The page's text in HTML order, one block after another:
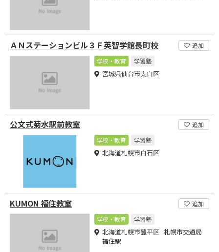
ＡＮステーションビル３Ｆ英智学館長町校
追加
学校・教育
学習塾
宮城県仙台市太白区
公文式菊水駅前教室
追加
学校・教育
学習塾
北海道札幌市白石区
KUMON 福住教室
追加
学校・教育
学習塾
北海道札幌市豊平区 札幌市交通局
福住駅